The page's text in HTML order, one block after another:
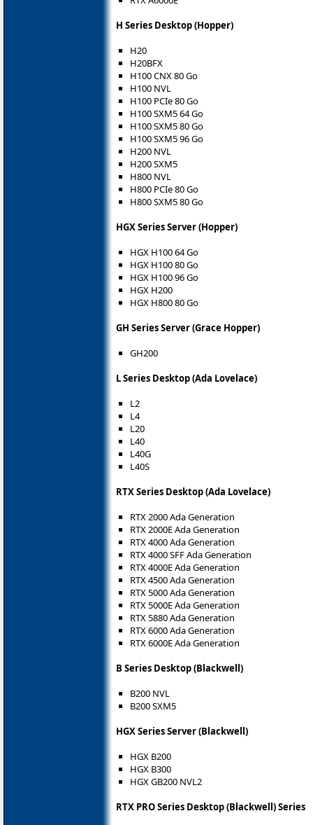
H Series Desktop (Hopper)
H20
H20BFX
H100 CNX 80 Go
H100 NVL
H100 PCIe 80 Go
H100 SXM5 64 Go
H100 SXM5 80 Go
H100 SXM5 96 Go
H200 NVL
H200 SXM5
H800 NVL
H800 PCIe 80 Go
H800 SXM5 80 Go
HGX Series Server (Hopper)
HGX H100 64 Go
HGX H100 80 Go
HGX H100 96 Go
HGX H200
HGX H800 80 Go
GH Series Server (Grace Hopper)
GH200
L Series Desktop (Ada Lovelace)
L2
L4
L20
L40
L40G
L40S
RTX Series Desktop (Ada Lovelace)
RTX 2000 Ada Generation
RTX 2000E Ada Generation
RTX 4000 Ada Generation
RTX 4000 SFF Ada Generation
RTX 4000E Ada Generation
RTX 4500 Ada Generation
RTX 5000 Ada Generation
RTX 5000E Ada Generation
RTX 5880 Ada Generation
RTX 6000 Ada Generation
RTX 6000E Ada Generation
B Series Desktop (Blackwell)
B200 NVL
B200 SXM5
HGX Series Server (Blackwell)
HGX B200
HGX B300
HGX GB200 NVL2
RTX PRO Series Desktop (Blackwell) Series